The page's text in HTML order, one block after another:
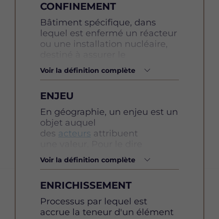
CONFINEMENT
Définition
Bâtiment spécifique, dans
lequel est enfermé un réacteur
ou une installation nucléaire,
confinement des matières
radioactives, notamment en
accidentelles.
Energie décarbonée
si elle n’émet pas de dioxyde
de carbone (CO2). Toutes les
énergies renouvelables ainsi
que l’énergie nucléaire sont
considérées comme
décarbonées car leur
Voir la définition complète
ENJEU
Définition
En géographie, un enjeu est un
objet auquel
des acteurs attribuent
autrement, c’est ce qui est « en
jeu » dans unesituation
Uneressource ou un
peuvent être des enjeux, de
même que l’accès ou l’usage
Voir la définition complète
ENRICHISSEMENT
Définition
Processus par lequel est
accrue la teneur d'un élément